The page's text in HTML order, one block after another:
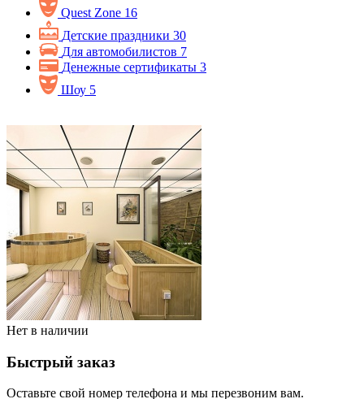
Quest Zone 16
Детские праздники 30
Для автомобилистов 7
Денежные сертификаты 3
Шоу 5
Нет в наличии
Быстрый заказ
Оставьте свой номер телефона и мы перезвоним вам.